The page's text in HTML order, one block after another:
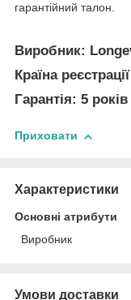
гарантійний талон.
Виробник:
Країна
Гарантія: 5 років
Приховати
Характеристики
Основні атрибути
Виробник
Умови доставки